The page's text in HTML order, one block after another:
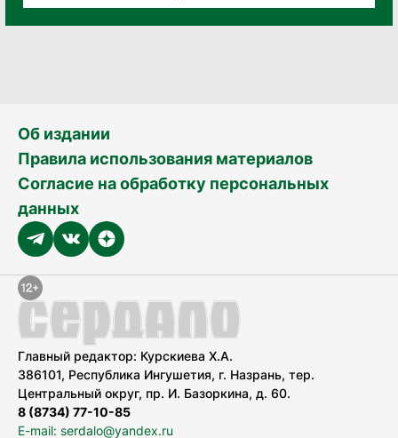
Об издании
Правила использования материалов
Согласие на обработку персональных
данных
Главный редактор: Курскиева Х.А.
386101, Республика Ингушетия, г. Назрань, тер.
Центральный округ, пр. И. Базоркина, д. 60.
8 (8734) 77-10-85
E-mail: serdalo@yandex.ru